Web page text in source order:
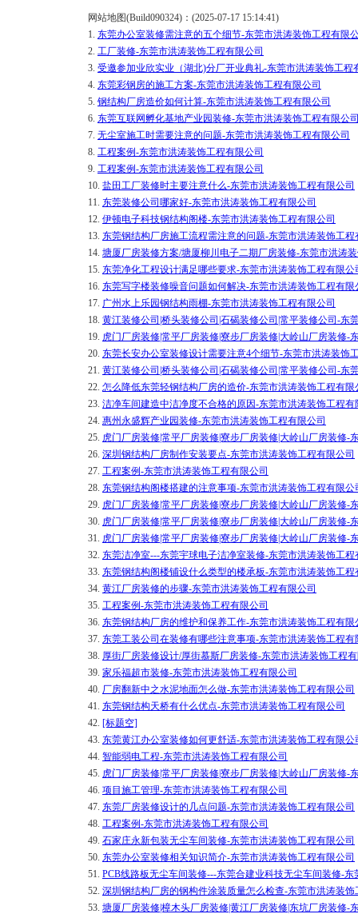
网站地图(Build090324)：(2025-07-17 15:14:41)
1. 东莞办公室装修需注意的五个细节-东莞市洪涛装饰工程有限
2. 工厂装修-东莞市洪涛装饰工程有限公司
3. 受邀参加业欣实业（湖北)分厂开业典礼-东莞市洪涛装饰工程
4. 东莞彩钢房的施工方案-东莞市洪涛装饰工程有限公司
5. 钢结构厂房造价如何计算-东莞市洪涛装饰工程有限公司
6. 东莞互联网孵化基地产业园装修-东莞市洪涛装饰工程有限公
7. 无尘室施工时需要注意的问题-东莞市洪涛装饰工程有限公司
8. 工程案例-东莞市洪涛装饰工程有限公司
9. 工程案例-东莞市洪涛装饰工程有限公司
10. 盐田工厂装修时主要注意什么-东莞市洪涛装饰工程有限公司
11. 东莞装修公司哪家好-东莞市洪涛装饰工程有限公司
12. 伊顿电子科技钢结构阁楼-东莞市洪涛装饰工程有限公司
13. 东莞钢结构厂房施工流程需注意的问题-东莞市洪涛装饰工程
14. 塘厦厂房装修方案/塘厦柳川电子二期厂房装修-东莞市洪涛
15. 东莞净化工程设计满足哪些要求-东莞市洪涛装饰工程有限公
16. 东莞写字楼装修噪音问题如何解决-东莞市洪涛装饰工程有限
17. 广州水上乐园钢结构雨棚-东莞市洪涛装饰工程有限公司
18. 黄江装修公司|桥头装修公司|石碣装修公司|常平装修公司-东
19. 虎门厂房装修|常平厂房装修|寮步厂房装修|大岭山厂房装修-
20. 东莞长安办公室装修设计需要注意4个细节-东莞市洪涛装饰
21. 黄江装修公司|桥头装修公司|石碣装修公司|常平装修公司-东
22. 怎么降低东莞轻钢结构厂房的造价-东莞市洪涛装饰工程有限
23. 洁净车间建造中洁净度不合格的原因-东莞市洪涛装饰工程有
24. 惠州永盛辉产业园装修-东莞市洪涛装饰工程有限公司
25. 虎门厂房装修|常平厂房装修|寮步厂房装修|大岭山厂房装修-
26. 深圳钢结构厂房制作安装要点-东莞市洪涛装饰工程有限公司
27. 工程案例-东莞市洪涛装饰工程有限公司
28. 东莞钢结构阁楼搭建的注意事项-东莞市洪涛装饰工程有限公
29. 虎门厂房装修|常平厂房装修|寮步厂房装修|大岭山厂房装修-
30. 虎门厂房装修|常平厂房装修|寮步厂房装修|大岭山厂房装修-
31. 虎门厂房装修|常平厂房装修|寮步厂房装修|大岭山厂房装修-
32. 东莞洁净室---东莞宇球电子洁净室装修-东莞市洪涛装饰工程
33. 东莞钢结构阁楼铺设什么类型的楼承板-东莞市洪涛装饰工程
34. 黄江厂房装修的步骤-东莞市洪涛装饰工程有限公司
35. 工程案例-东莞市洪涛装饰工程有限公司
36. 东莞钢结构厂房的维护和保养工作-东莞市洪涛装饰工程有限
37. 东莞工装公司在装修有哪些注意事项-东莞市洪涛装饰工程有
38. 厚街厂房装修设计/厚街慕斯厂房装修-东莞市洪涛装饰工程
39. 家乐福超市装修-东莞市洪涛装饰工程有限公司
40. 厂房翻新中之水泥地面怎么做-东莞市洪涛装饰工程有限公司
41. 东莞钢结构天桥有什么优点-东莞市洪涛装饰工程有限公司
42. [标题空]
43. 东莞黄江办公室装修如何更舒适-东莞市洪涛装饰工程有限公
44. 智能弱电工程-东莞市洪涛装饰工程有限公司
45. 虎门厂房装修|常平厂房装修|寮步厂房装修|大岭山厂房装修-
46. 项目施工管理-东莞市洪涛装饰工程有限公司
47. 东莞厂房装修设计的几点问题-东莞市洪涛装饰工程有限公司
48. 工程案例-东莞市洪涛装饰工程有限公司
49. 石家庄永新包装无尘车间装修-东莞市洪涛装饰工程有限公司
50. 东莞办公室装修相关知识简介-东莞市洪涛装饰工程有限公司
51. PCB线路板无尘车间装修---东莞合建业科技无尘车间装修-
52. 深圳钢结构厂房的钢构件涂装质量怎么检查-东莞市洪涛装饰
53. 塘厦厂房装修|樟木头厂房装修|黄江厂房装修|东坑厂房装修-